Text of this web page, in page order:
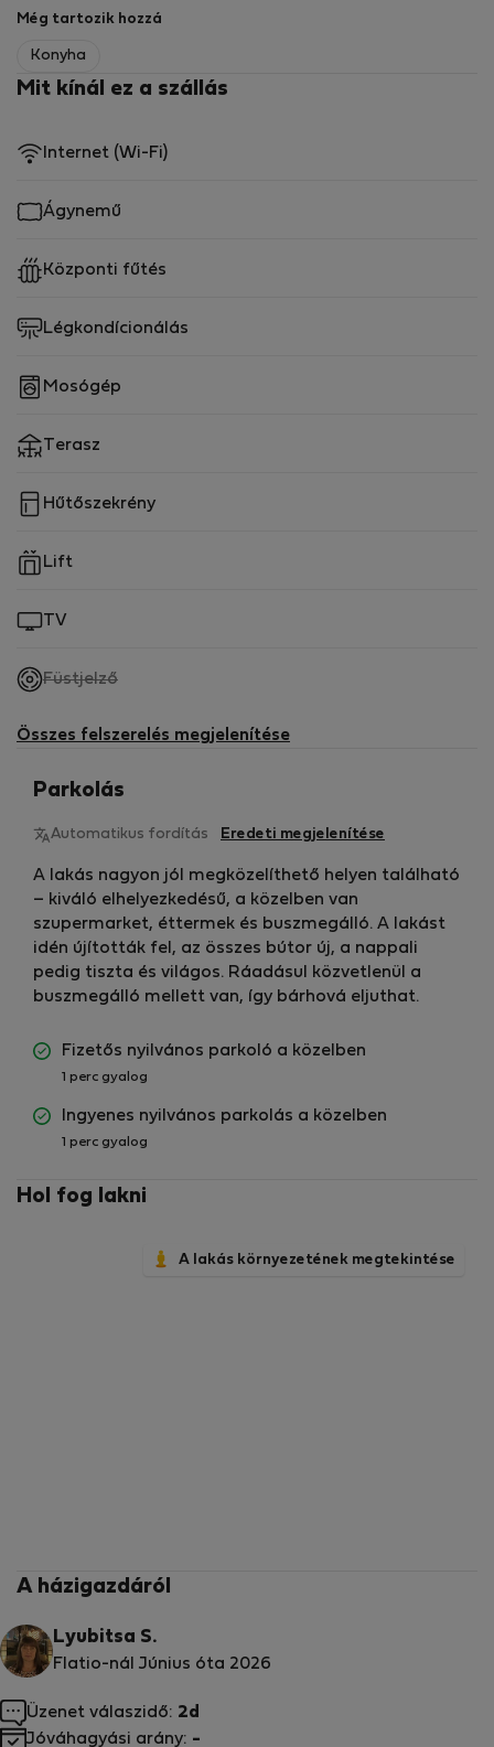
Még tartozik hozzá
Konyha
Mit kínál ez a szállás
Internet (Wi-Fi)
Ágynemű
Központi fűtés
Légkondícionálás
Mosógép
Terasz
Hűtőszekrény
Lift
TV
Füstjelző,
elérhető
Összes felszerelés megjelenítése
Parkolás
Automatikus fordítás Eredeti megjelenítése
A lakás nagyon jól megközelíthető helyen található
– kiváló elhelyezkedésű, a közelben van
szupermarket, éttermek és buszmegálló. A lakást
idén újították fel, az összes bútor új, a nappali
pedig tiszta és világos. Ráadásul közvetlenül a
buszmegálló mellett van, így bárhová eljuthat.
Fizetős nyilvános parkoló a közelben
1 perc gyalog
Ingyenes nyilvános parkolás a közelben
1 perc gyalog
Hol fog lakni
A lakás környezetének megtekintése
A házigazdáról
Lyubitsa S.
Flatio-nál Június óta 2026
Üzenet válaszidő: 2d
Jóváhagyási arány: -